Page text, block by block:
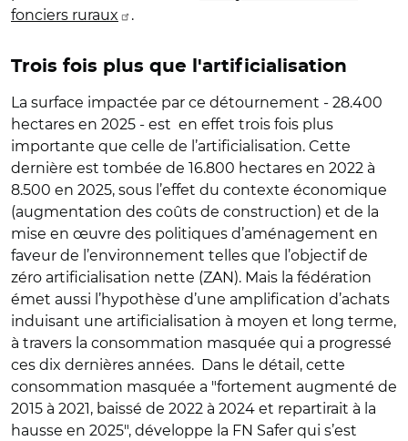
fonciers ruraux
.
Trois fois plus que l'artificialisation
La surface impactée par ce détournement - 28.400
hectares en 2025 - est en effet trois fois plus
importante que celle de l’artificialisation. Cette
dernière est tombée de 16.800 hectares en 2022 à
8.500 en 2025, sous l’effet du contexte économique
(augmentation des coûts de construction) et de la
mise en œuvre des politiques d’aménagement en
faveur de l’environnement telles que l’objectif de
zéro artificialisation nette (ZAN). Mais la fédération
émet aussi l’hypothèse d’une amplification d’achats
induisant une artificialisation à moyen et long terme,
à travers la consommation masquée qui a progressé
ces dix dernières années. Dans le détail, cette
consommation masquée a "fortement augmenté de
2015 à 2021, baissé de 2022 à 2024 et repartirait à la
hausse en 2025", développe la FN Safer qui s’est